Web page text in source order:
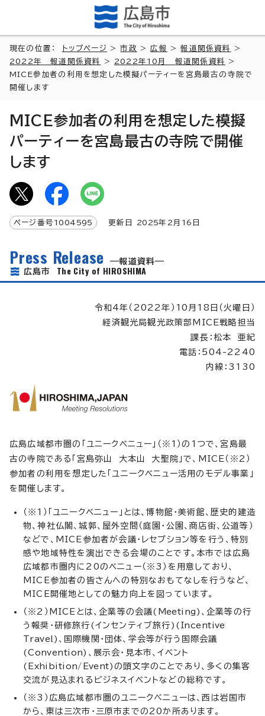
現在の位置： トップページ >市政 >広報 >報道関係資料
>
2022年 報道関係資料
> 2022年10月 報道関係資料
>
MICE参加者の利用を想定した模擬パーティーを宮島最古の寺院で
開催します
MICE参加者の利用を想定した模擬
パーティーを宮島最古の寺院で開催
します
ページ番号 1004595 更新日 2025年2月 16 日
Press Release
報道資料
広島市 The City of HIROSHIMA
令和4年（2022年）10月18日（火曜日）
経済観光局観光政策部MICE戦略担当
課長：松本 亜紀
電話：504-2240
内線：3130
広島広域都市圏の「ユニークベニュー」（※1）の1つで、宮島最
古の寺院である「宮島弥山 大本山 大聖院」で、MICE（※2）
参加者の利用を想定した「ユニークベニュー活用のモデル事業」
を開催します。
（※1）「ユニークベニュー」とは、博物館・美術館、歴史的建造
物、神社仏閣、城郭、屋外空間（庭園・公園、商店街、公道等）
などで、MICE参加者が会議・レセプション等を行う、特別
感や地域特性を演出できる会場のことです。本市では広島
広域都市圏内に20のベニュー（※3）を用意しており、
MICE参加者の皆さんへの特別なおもてなしを行うなど、
MICE開催地としての魅力向上を図っています。
（※2）MICEとは、企業等の会議( Meeting )、企業等の行
う報奨・研修旅行(インセンティブ旅行)( Incentive
Travel )、国際機関・団体、学会等が行う国際会議
(Convention)、展示会・見本市、イベント
( Exhibition / Event)の頭文字のことであり、多くの集客
交流が見込まれるビジネスイベントなどの総称です。
（※3）広島広域都市圏のユニークべニューは、西は岩国市
から、東は三次市・三原市までの20か所あります。